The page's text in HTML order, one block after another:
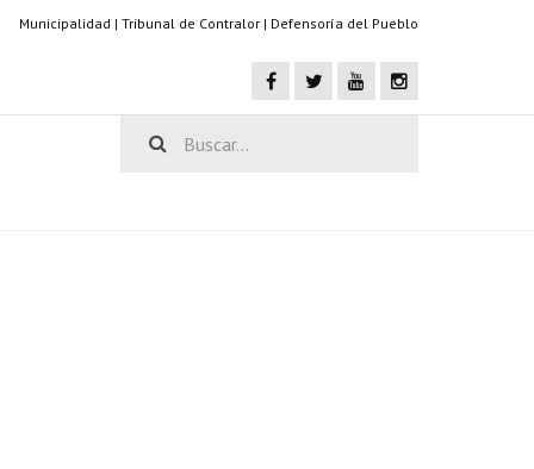
Municipalidad | Tribunal de Contralor | Defensoría del Pueblo